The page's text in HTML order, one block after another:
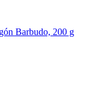
Barbudo, 200 g